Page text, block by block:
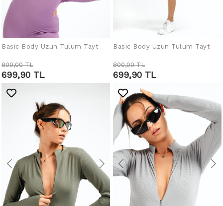
SEPETE EKLE
Basic Body Uzun Tulum Tayt
800,00 TL
699,90 TL
SEPETE EKLE
Basic Body Uzun Tulum Tayt
800,00 TL
699,90 TL